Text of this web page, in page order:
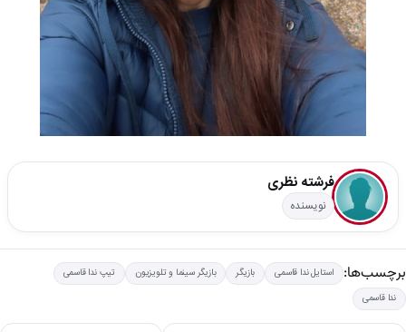
فرشته نظری
نویسنده
برچسب‌ها: استایل ندا قاسمی بازیگر بازیگر سینما و تلویزیون
تیپ ندا قاسمی
ندا قاسمی